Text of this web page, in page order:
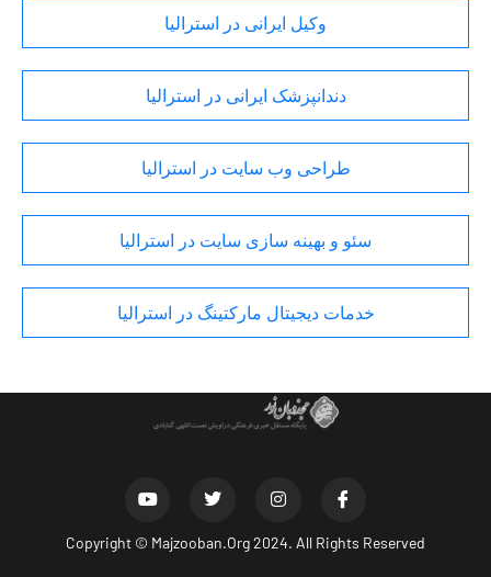
وکیل ایرانی در استرالیا
دندانپزشک ایرانی در استرالیا
طراحی وب سایت در استرالیا
سئو و بهینه سازی سایت در استرالیا
خدمات دیجیتال مارکتینگ در استرالیا
Copyright © Majzooban.Org2024. All Rights Reserved